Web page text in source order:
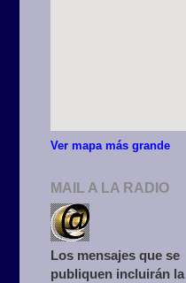
Ver mapa más grande
MAIL A LA RADIO
Los mensajes que se
publiquen incluirán la